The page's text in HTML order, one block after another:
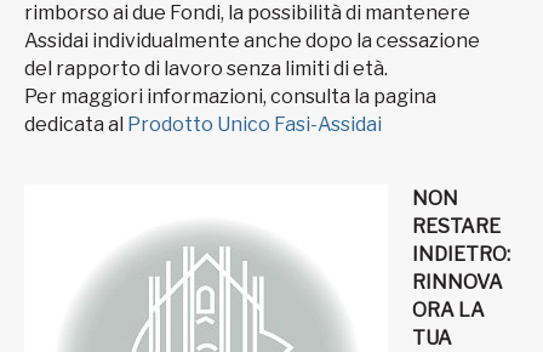
rimborso ai due Fondi, la possibilità di mantenere
Assidai individualmente anche dopo la cessazione
del rapporto di lavoro senza limiti di età.
Per maggiori informazioni, consulta la pagina
dedicata al Prodotto Unico Fasi-Assidai
NON
RESTARE
INDIETRO:
RINNOVA
ORA LA
TUA